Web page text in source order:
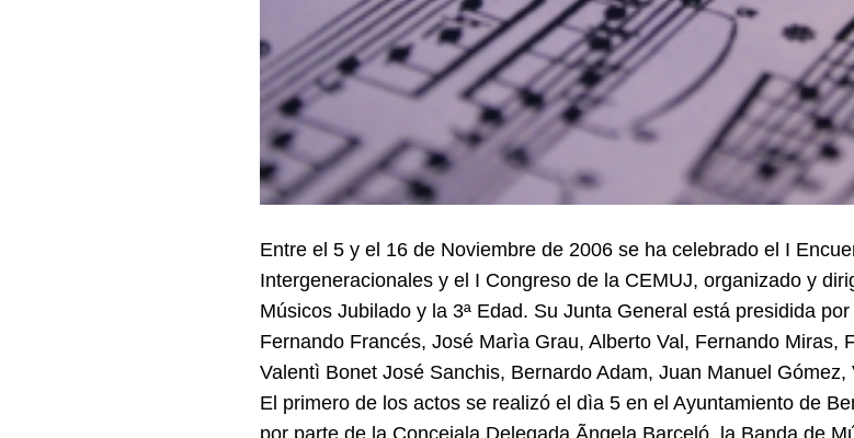
Entre el 5 y el 16 de Noviembre de 2006 se ha celebrado el I
Intergeneracionales y el I Congreso de la CEMUJ, organizado y
Músicos Jubilado y la 3ª Edad. Su Junta General está presidida
Fernando Francés, José Marìa Grau, Alberto Val, Fernando Miras,
Valentì Bonet José Sanchis, Bernardo Adam, Juan Manuel
El primero de los actos se realizó el dìa 5 en el Ayuntamiento de
por parte de la Concejala Delegada Ãngela Barceló, la Banda de